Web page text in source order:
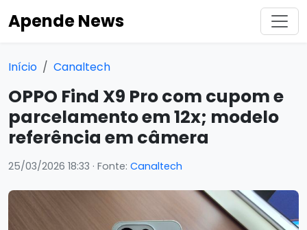
Apende News
Início Canaltech
OPPO Find X9 Pro com cupom e
parcelamento em 12x; modelo
referência em câmera
25/03/2026 18:33 · Fonte: Canaltech